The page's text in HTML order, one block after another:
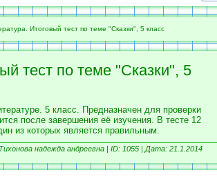
Итоговый тест по теме "Сказки", 5 класс
тест по теме "Сказки", 5
5 класс. Предназначен для проверки
после завершения её изучения. В тесте 12
из которых является правильным.
надежда андреевна | ID: 1055 | Дата: 21.1.2014